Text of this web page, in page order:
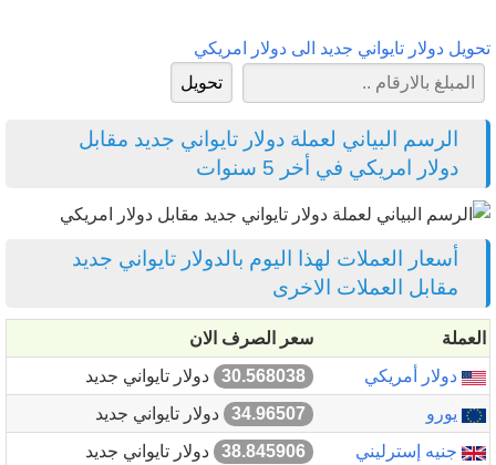
تحويل دولار تايواني جديد الى دولار امريكي
الرسم البياني لعملة دولار تايواني جديد مقابل
دولار امريكي في أخر 5 سنوات
أسعار العملات لهذا اليوم بالدولار تايواني جديد
مقابل العملات الاخرى
العملة
سعر الصرف الان
دولار أمريكي
30.568038
دولار تايواني جديد
يورو
34.96507
دولار تايواني جديد
جنيه إسترليني
38.845906
دولار تايواني جديد